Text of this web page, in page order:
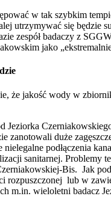
w tak szybkim
utrzymywać się będzie
zespół badaczy z
jako
że jakość wody w
Jeziorka
zanotowali duże
podłączenia
sanitarnej. Problemy
Bis. Jak
rozpuszczonej lub w
m.in. wieloletni badacz